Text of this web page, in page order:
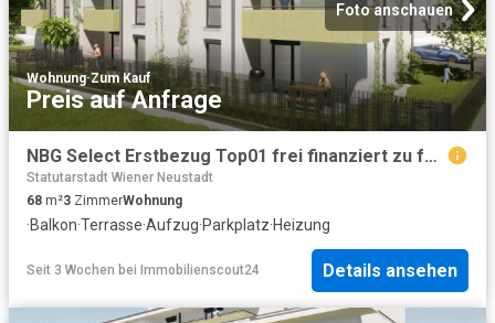
Foto anschauen
Wohnung·Zum Kauf
Preis auf Anfrage
NBG Select Erstbezug Top01 frei finanziert zu fairen Kosten Eigentum verfügbar Ende 3. Quartal 2027
Statutarstadt Wiener Neustadt
68 m²3 ZimmerWohnung
·Balkon·Terrasse·Aufzug·Parkplatz·Heizung
Seit 3 Wochen bei Immobilienscout24 Details ansehen